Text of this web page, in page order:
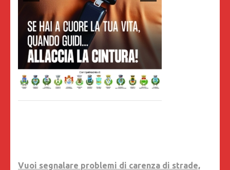
Vuoi segnalare problemi di carenza di strade,